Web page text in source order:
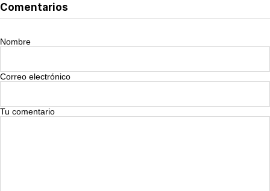
Comentarios
Nombre
Correo electrónico
Tu comentario